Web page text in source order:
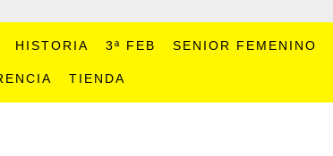
HISTORIA 3ª FEB SENIOR FEMENINO
TIENDA